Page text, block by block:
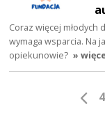
Coraz więcej młodych
wymaga wsparcia. Na
opiekunowie? »
4